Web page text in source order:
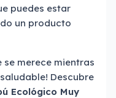
puedes estar
un producto
se merece mientras
Descubre
Ecológico Muy